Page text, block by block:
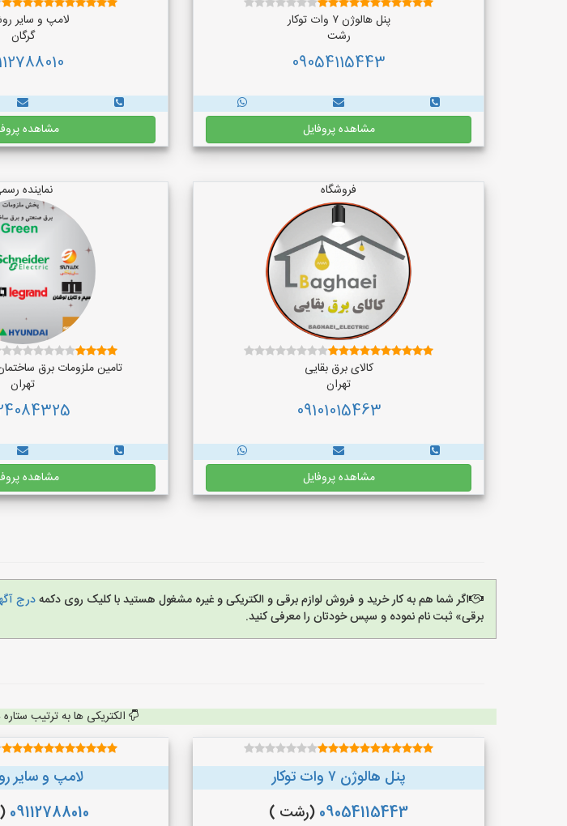
پنل هالوژن ۷ وات توکار
رشت
09054115443
مشاهده پروفایل
لامپ و سایر
گرگان
مشاهده
فروشگاه
کالای برق بقایی
تهران
09101015463
مشاهده پروفایل
نماینده
تامین ملزومات برق
تهران
مشاهده
اگر شما هم به کار خرید و فروش لوازم برقی و الکتریکی و غیره مشغول هستید با کلیک روی دکمهدرج
برقی» ثبت نام نموده و سپس خودتان را معرفی کنید.
الکتریکی ها به ترتیب
پنل هالوژن ۷ وات توکار
09054115443 (رشت )
لامپ و سایر
09112788010